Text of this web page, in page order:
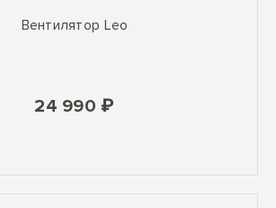
Вентилятор Leo
24 990 ₽